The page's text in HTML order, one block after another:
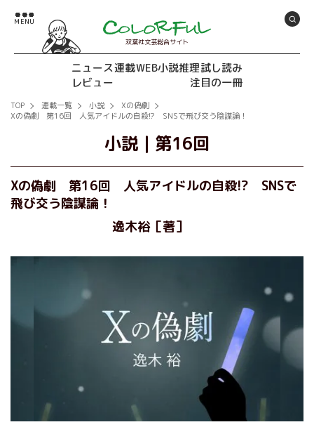
双葉社文芸総合サイト
ニュース連載WEB小説推理試し読み
レビュー
注目の一冊
TOP 連載一覧 小説
Xの偽劇
Xの偽劇 第16回 人気アイドルの自殺!? SNSで飛び交う陰謀論！
小説 ｜ 第16回
Xの偽劇 第16回 人気アイドルの自殺!? SNSで
飛び交う陰謀論！
逸木裕［著］